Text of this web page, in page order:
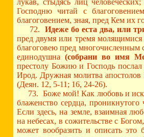
лукав, стыдясь лиц
Господню читай с
благоговением, зная, пред Кем их
72.Идеже бо еста два, или
пред двумя или тремя
благоговею пред многочисленным
единодушна (собрани во имя
престолу Божию и Господь
Ирод. Дружная молитва
(Деян. 12, 5-11; 16, 24-26).
73. Боже мой! Как любовь и
блаженство сердца,
Если здесь, на земле, взаимная
на небесах, в сожительстве с
может вообразить и описать